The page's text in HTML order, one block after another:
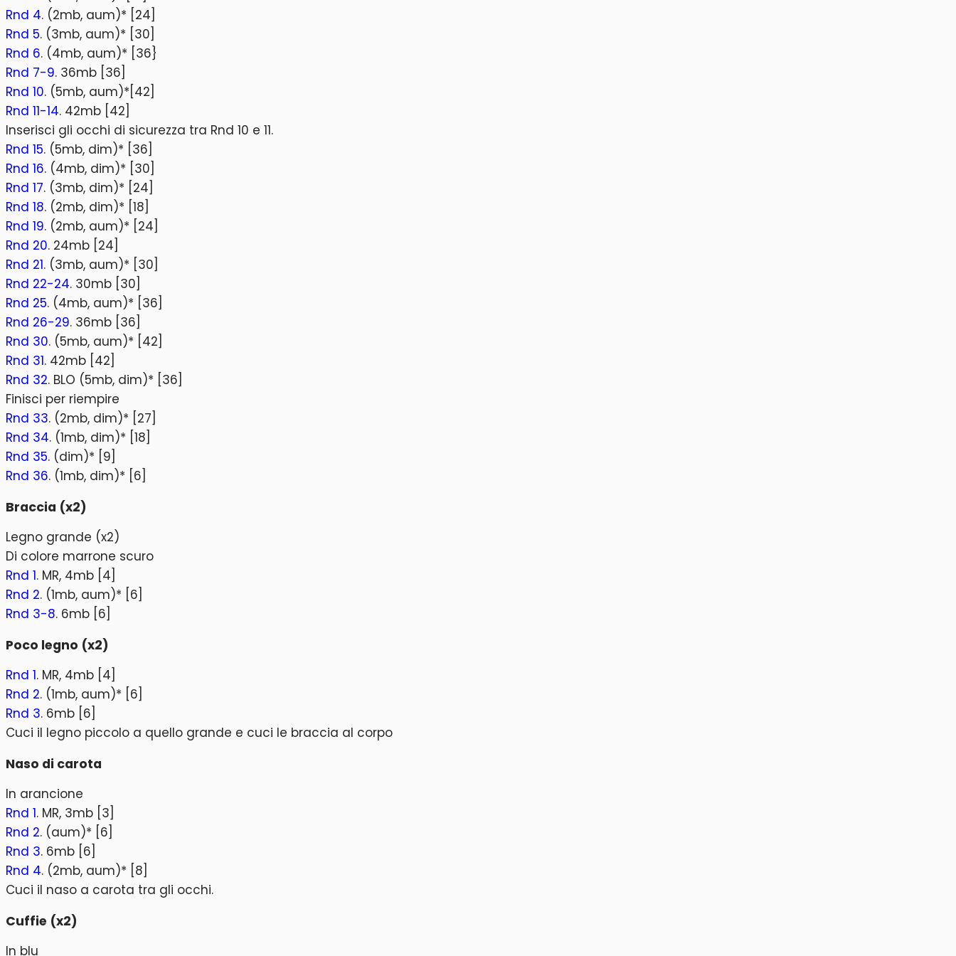
Rnd 4. (2mb, aum)* [24]
Rnd 5. (3mb, aum)* [30]
Rnd 6. (4mb, aum)* [36}
Rnd 7-9. 36mb [36]
Rnd 10. (5mb, aum)*[42]
Rnd 11-14. 42mb [42]
Inserisci gli occhi di sicurezza tra Rnd 10 e 11.
Rnd 15. (5mb, dim)* [36]
Rnd 16. (4mb, dim)* [30]
Rnd 17. (3mb, dim)* [24]
Rnd 18. (2mb, dim)* [18]
Rnd 19. (2mb, aum)* [24]
Rnd 20. 24mb [24]
Rnd 21. (3mb, aum)* [30]
Rnd 22-24. 30mb [30]
Rnd 25. (4mb, aum)* [36]
Rnd 26-29. 36mb [36]
Rnd 30. (5mb, aum)* [42]
Rnd 31. 42mb [42]
Rnd 32. BLO (5mb, dim)* [36]
Finisci per riempire
Rnd 33. (2mb, dim)* [27]
Rnd 34. (1mb, dim)* [18]
Rnd 35. (dim)* [9]
Rnd 36. (1mb, dim)* [6]
Braccia (x2)
Legno grande (x2)
Di colore marrone scuro
Rnd 1. MR, 4mb [4]
Rnd 2. (1mb, aum)* [6]
Rnd 3-8. 6mb [6]
Poco legno (x2)
Rnd 1. MR, 4mb [4]
Rnd 2. (1mb, aum)* [6]
Rnd 3. 6mb [6]
Cuci il legno piccolo a quello grande e cuci le braccia al corpo
Naso di carota
In arancione
Rnd 1. MR, 3mb [3]
Rnd 2. (aum)* [6]
Rnd 3. 6mb [6]
Rnd 4. (2mb, aum)* [8]
Cuci il naso a carota tra gli occhi.
Cuffie (x2)
In blu